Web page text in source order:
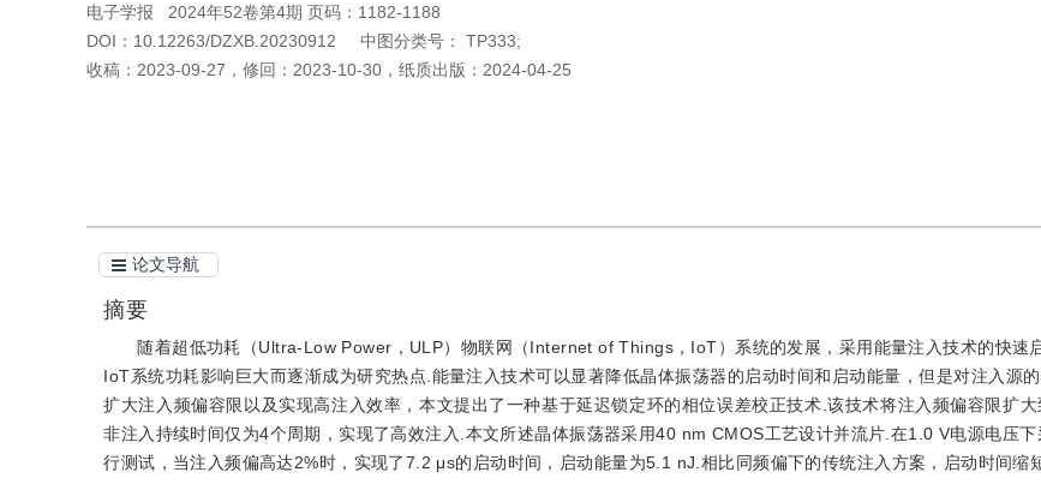
电子学报
2024年52卷第4期 页码：1182-1188
DOI： 10.12263/DZXB.20230912 中图分类号：
TP333;
收稿： 2023-09-27 ， 修回： 2023-10-30 ， 纸质出版： 2024-04-25
论文导航
摘要
随着超低功耗（Ultra-Low Power，ULP）物联网（Internet of Things，IoT）系统的发展，采用能量注入技术的快速
IoT系统功耗影响巨大而逐渐成为研究热点.能量注入技术可以显著降低晶体振荡器的启动时间和启动能量，但是对注入源
扩大注入频偏容限以及实现高注入效率，本文提出了一种基于延迟锁定环的相位误差校正技术.该技术将注入频偏容限扩
非注入持续时间仅为4个周期，实现了高效注入.本文所述晶体振荡器采用40 nm CMOS工艺设计并流片.在1.0 V电源电压
行测试，当注入频偏高达2%时，实现了7.2 μs的启动时间，启动能量为5.1 nJ.相比同频偏下的传统注入方案，启动时间缩